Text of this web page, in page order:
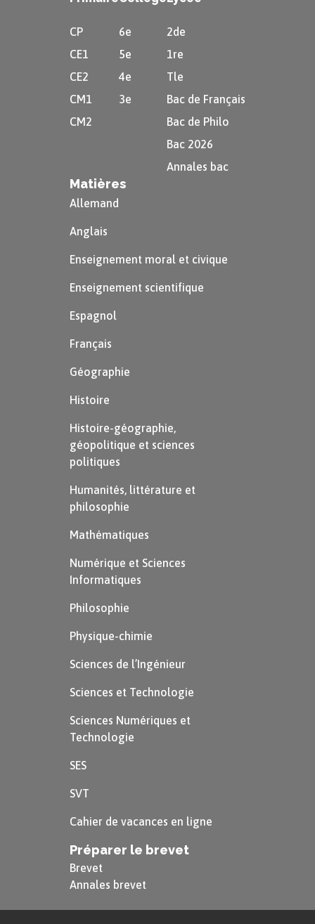
CP
CE1
CE2
CM1
CM2
6e
5e
4e
3e
2de
1re
Tle
Bac de Français
Bac de Philo
Bac 2026
Annales bac
Matières
Allemand
Anglais
Enseignement moral et civique
Enseignement scientifique
Espagnol
Français
Géographie
Histoire
Histoire-géographie,
géopolitique et sciences
politiques
Humanités, littérature et
philosophie
Mathématiques
Numérique et Sciences
Informatiques
Philosophie
Physique-chimie
Sciences de l’Ingénieur
Sciences et Technologie
Sciences Numériques et
Technologie
SES
SVT
Cahier de vacances en ligne
Préparer le brevet
Brevet
Annales brevet